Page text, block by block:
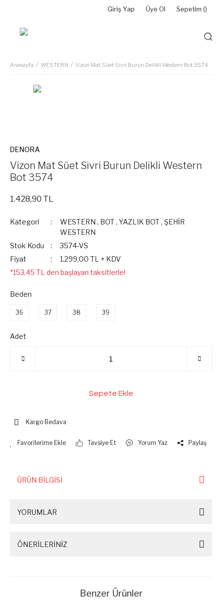
Giriş Yap Üye Ol Sepetim ()
Anasayfa WESTERN Vizon Mat Süet Sivri Burun Delikli Western Bot 3574
DENORA
Vizon Mat Süet Sivri Burun Delikli Western
Bot 3574
1.428,90 TL
Kategori WESTERN , BOT , YAZLIK BOT , ŞEHİR
WESTERN
Stok Kodu
3574-VS
Fiyat
1.299,00 TL + KDV
*153,45 TL den başlayan taksitlerle!
Beden
36 37 38 39
Adet
Sepete Ekle
Kargo Bedava
Tavsiye Et Yorum Yaz Paylaş
ÜRÜN BİLGİSİ
YORUMLAR
ÖNERİLERİNİZ
Benzer Ürünler